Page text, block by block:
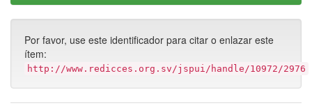
Por favor, use este identificador para citar o enlazar este
ítem:
http://www.redicces.org.sv/jspui/handle/10972/2976